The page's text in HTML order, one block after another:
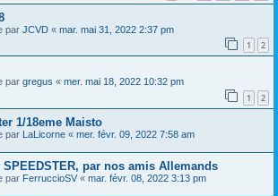
par JCVD « mar. mai 31, 2022 2:37 pm
1 2
par gregus « mer. mai 18, 2022 10:32 pm
1 2
1/18eme Maisto
par LaLicorne « mer. févr. 09, 2022 7:58 am
SPEEDSTER, par nos amis Allemands
par FerruccioSV « mar. févr. 08, 2022 3:13 pm